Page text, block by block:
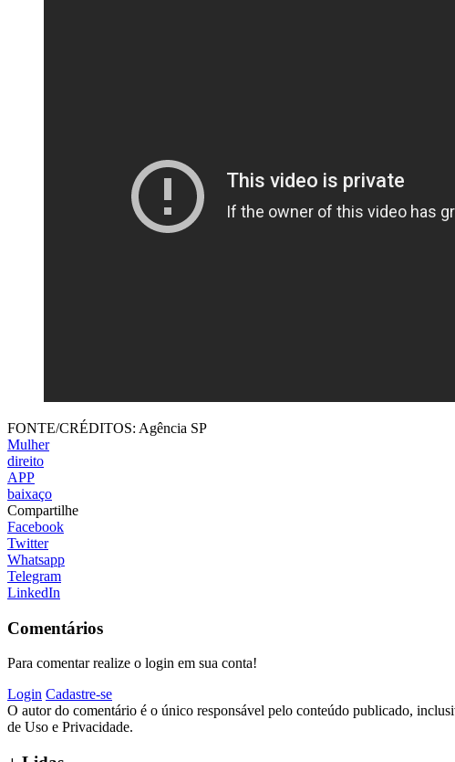
FONTE/CRÉDITOS: Agência SP
Mulher
direito
APP
baixaço
Compartilhe
Facebook
Twitter
Whatsapp
Telegram
LinkedIn
Comentários
Para comentar realize o login em sua conta!
Login Cadastre-se
O autor do comentário é o único responsável pelo conteúdo publicado,
de Uso e Privacidade.